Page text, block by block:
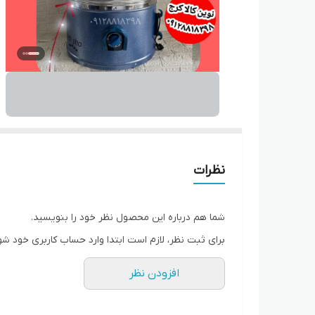
نظرات
شما هم درباره این محصول نظر خود را بنویسید.
برای ثبت نظر، لازم است ابتدا وارد حساب کاربری خود
افزودن نظر